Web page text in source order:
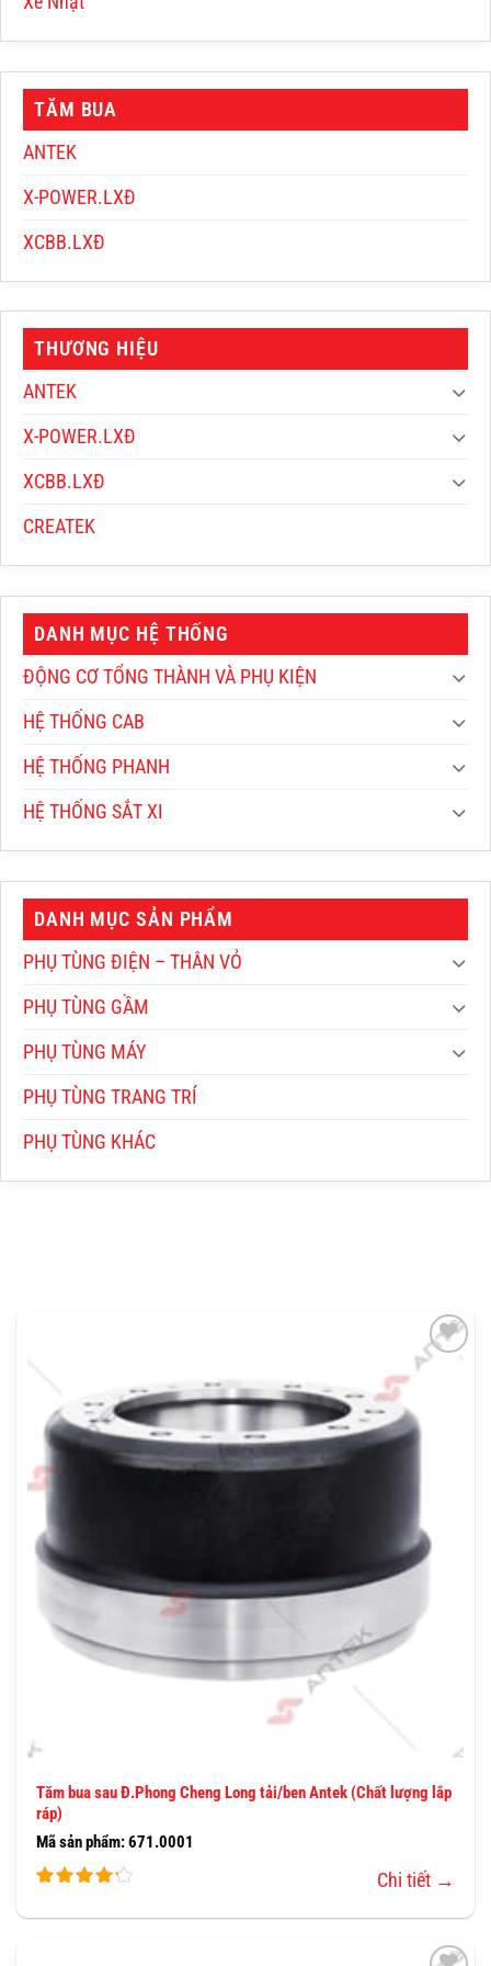
TĂM BUA
ANTEK
X-POWER.LXĐ
XCBB.LXĐ
THƯƠNG HIỆU
ANTEK
X-POWER.LXĐ
XCBB.LXĐ
CREATEK
DANH MỤC HỆ THỐNG
ĐỘNG CƠ TỔNG THÀNH VÀ PHỤ KIỆN
HỆ THỐNG CAB
HỆ THỐNG PHANH
HỆ THỐNG SẮT XI
DANH MỤC SẢN PHẨM
PHỤ TÙNG ĐIỆN – THÂN VỎ
PHỤ TÙNG GẦM
PHỤ TÙNG MÁY
PHỤ TÙNG TRANG TRÍ
PHỤ TÙNG KHÁC
THÊM
YÊU
THÍCH
Tăm bua sau Đ.Phong Cheng Long tải/ben Antek (Chất lượng lắp
ráp)
Mã sản phẩm: 671.0001
Chi tiết →